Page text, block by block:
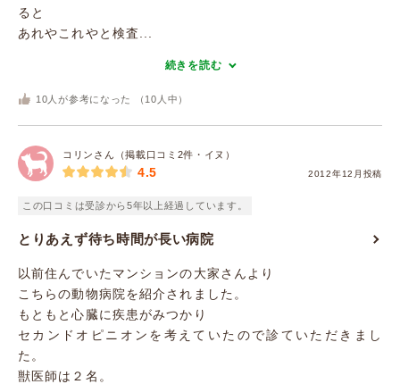
ると
あれやこれやと検査...
続きを読む
10 人が参考になった （ 10 人中）
コリンさん（掲載口コミ2件・イヌ）
2012年12月投稿
4.5
この口コミは受診から5年以上経過しています。
とりあえず待ち時間が長い病院
以前住んでいたマンションの大家さんより
こちらの動物病院を紹介されました。
もともと心臓に疾患がみつかり
セカンドオピニオンを考えていたので診ていただきまし
た。
獣医師は２名。